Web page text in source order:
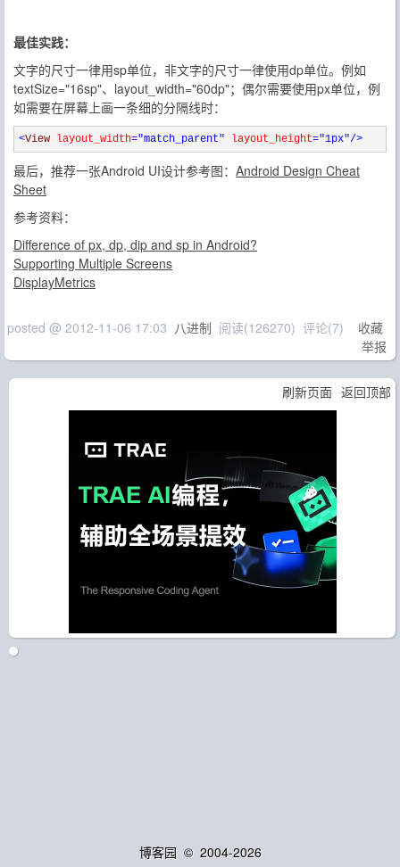
最佳实践：
文字的尺寸一律用sp单位，非文字的尺寸一律使用dp单位。例如
textSize="16sp"、layout_width="60dp"；偶尔需要使用px单位，例
如需要在屏幕上画一条细的分隔线时：
<View layout_width="match_parent" layout_height="1px"/>
最后，推荐一张Android UI设计参考图： Android Design Cheat
Sheet
参考资料：
Difference of px, dp, dip and sp in Android?
Supporting Multiple Screens
DisplayMetrics
posted @ 2012-11-06 17:03 八进制 阅读(126270) 评论(7) 收藏
举报
刷新页面 返回顶部
博客园 © 2004-2026